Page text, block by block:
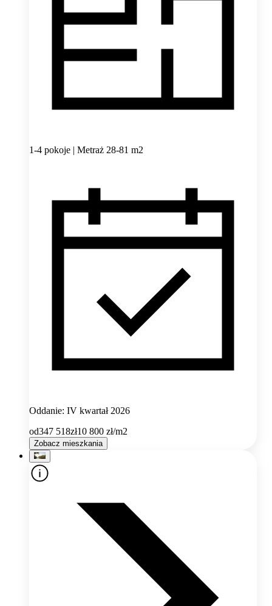
1-4 pokoje | Metraż 28-81 m2
Oddanie: IV kwartał 2026
od347 518zł10 800 zł/m2
Zobacz mieszkania